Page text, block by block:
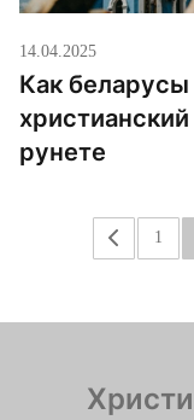
14.04.2025
Как
рунете
« 1